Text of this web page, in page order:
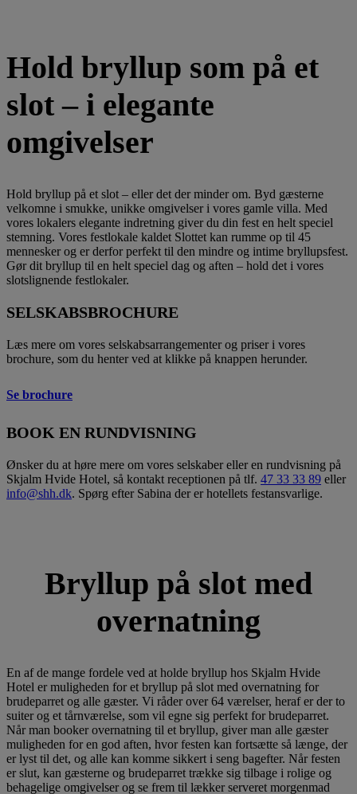
Hold bryllup som på et
slot – i elegante
omgivelser
Hold bryllup på et slot – eller det der minder om. Byd gæsterne
velkomne i smukke, unikke omgivelser i vores gamle villa. Med
vores lokalers elegante indretning giver du din fest en helt speciel
stemning. Vores festlokale kaldet Slottet kan rumme op til 45
mennesker og er derfor perfekt til den mindre og intime bryllupsfest.
Gør dit bryllup til en helt speciel dag og aften – hold det i vores
slotslignende festlokaler.
SELSKABSBROCHURE
Læs mere om vores selskabsarrangementer og priser i vores
brochure, som du henter ved at klikke på knappen herunder.
Se brochure
BOOK EN RUNDVISNING
Ønsker du at høre mere om vores selskaber eller en rundvisning på
Skjalm Hvide Hotel, så kontakt receptionen på tlf. 47 33 33 89 eller
info@shh.dk. Spørg efter Sabina der er hotellets festansvarlige.
Bryllup på slot med
overnatning
En af de mange fordele ved at holde bryllup hos Skjalm Hvide
Hotel er muligheden for et bryllup på slot med overnatning for
brudeparret og alle gæster. Vi råder over 64 værelser, heraf er der to
suiter og et tårnværelse, som vil egne sig perfekt for brudeparret.
Når man booker overnatning til et bryllup, giver man alle gæster
muligheden for en god aften, hvor festen kan fortsætte så længe, der
er lyst til det, og alle kan komme sikkert i seng bagefter. Når festen
er slut, kan gæsterne og brudeparret trække sig tilbage i rolige og
behagelige omgivelser og se frem til lækker serveret morgenmad